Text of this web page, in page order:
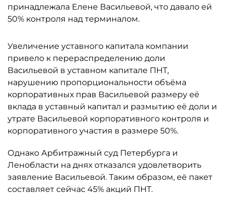
принадлежала Елене Васильевой, что давало ей
50% контроля над терминалом.
Увеличение уставного капитала компании
привело к перераспределению доли
Васильевой в уставном капитале ПНТ,
нарушению пропорциональности объёма
корпоративных прав Васильевой размеру её
вклада в уставный капитал и размытию её доли и
утрате Васильевой корпоративного контроля и
корпоративного участия в размере 50%.
Однако Арбитражный суд Петербурга и
Ленобласти на днях отказался удовлетворить
заявление Васильевой. Таким образом, её пакет
составляет сейчас 45% акций ПНТ.